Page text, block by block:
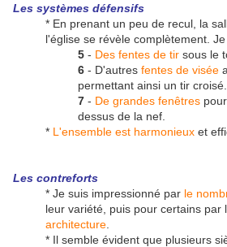
Les systèmes défensifs
* En prenant un peu de recul, la
l'église se révèle complètement.
5 - Des fentes de tir sous le
6 - D'autres fentes de visée
permettant ainsi un tir croisé.
7 - De grandes fenêtres
dessus de la nef.
* L'ensemble est harmonieux et
Les contreforts
* Je suis impressionné par le
leur variété, puis pour certains par
architecture
* Il semble évident que plusieurs